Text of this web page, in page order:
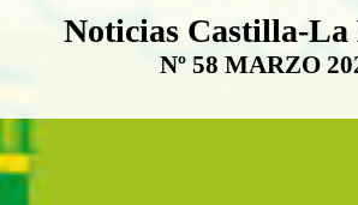
Boletín Noticias
Noticias Castilla-La
Nº 58 MARZO